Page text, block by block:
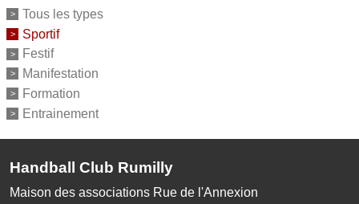
Tous les types
Sportif
Festif
Manifestation
Formation
Entrainement
Handball Club Rumilly
Maison des associations Rue de l'Annexion